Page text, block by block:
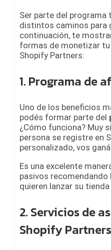
Ser parte del programa
distintos caminos para
continuación, te
formas de monetizar
Shopify Partners:
1. Programa de
Uno de los beneficios
podés formar parte del
¿Cómo funciona? Muy
persona se registre en
personalizado, vos
Es una excelente
pasivos
quieren lanzar su tienda
2. Servicios de
Shopify Partners